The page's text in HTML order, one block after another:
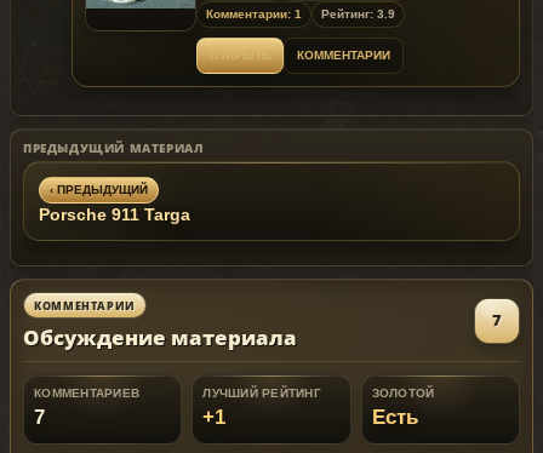
Комментарии: 1
Рейтинг: 3.9
КОММЕНТАРИИ
ПРЕДЫДУЩИЙ МАТЕРИАЛ
‹ ПРЕДЫДУЩИЙ
Porsche 911 Targa
КОММЕНТАРИИ
Обсуждение материала
7
КОММЕНТАРИЕВ
7
ЛУЧШИЙ РЕЙТИНГ
+1
ЗОЛОТОЙ
Есть